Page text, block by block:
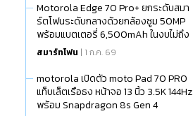
Motorola Edge 70 Pro+ ยกระดับสมา
ร์ตโฟนระดับกลางด้วยกล้องซูม 50MP
พร้อมแบตเตอรี่ 6,500mAh ในงบไม่ถึง
20,000 บาท
สมาร์ทโฟน | 1 ก.ค. 69
motorola เปิดตัว moto Pad 70 PRO
แท็บเล็ตเรือธง หน้าจอ 13 นิ้ว 3.5K 144Hz
พร้อม Snapdragon 8s Gen 4